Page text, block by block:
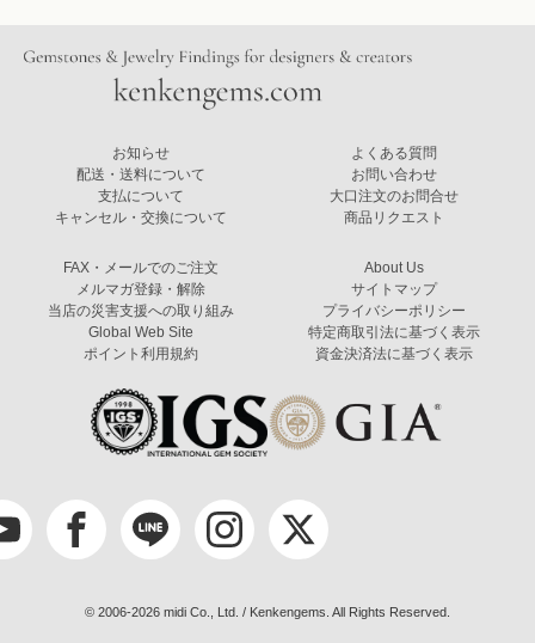
お知らせ
配送・送料について
支払について
キャンセル・交換について
よくある質問
お問い合わせ
大口注文のお問合せ
商品リクエスト
FAX・メールでのご注文
メルマガ登録・解除
当店の災害支援への取り組み
Global Web Site
ポイント利用規約
About Us
サイトマップ
プライバシーポリシー
特定商取引法に基づく表示
資金決済法に基づく表示
© 2006-2026 midi Co., Ltd. / Kenkengems. All Rights Reserved.